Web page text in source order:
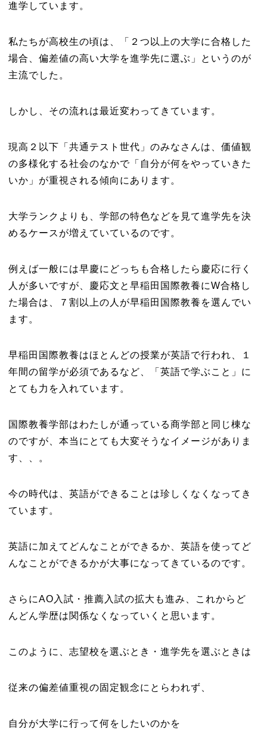
進学しています。
私たちが高校生の頃は、「２つ以上の大学に合格した
場合、偏差値の高い大学を進学先に選ぶ」というのが
主流でした。
しかし、その流れは最近変わってきています。
現高２以下「共通テスト世代」のみなさんは、価値観
の多様化する社会のなかで「自分が何をやっていきた
いか」が重視される傾向にあります。
大学ランクよりも、学部の特色などを見て進学先を決
めるケースが増えていているのです。
例えば一般には早慶にどっちも合格したら慶応に行く
人が多いですが、慶応文と早稲田国際教養にW合格し
た場合は、７割以上の人が早稲田国際教養を選んでい
ます。
早稲田国際教養はほとんどの授業が英語で行われ、１
年間の留学が必須であるなど、「英語で学ぶこと」に
とても力を入れています。
国際教養学部はわたしが通っている商学部と同じ棟な
のですが、本当にとても大変そうなイメージがありま
す、、。
今の時代は、英語ができることは珍しくなくなってき
ています。
英語に加えてどんなことができるか、英語を使ってど
んなことができるかが大事になってきているのです。
さらにAO入試・推薦入試の拡大も進み、これからど
んどん学歴は関係なくなっていくと思います。
このように、志望校を選ぶとき・進学先を選ぶときは
従来の偏差値重視の固定観念にとらわれず、
自分が大学に行って何をしたいのかを